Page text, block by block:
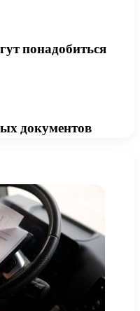
понадобиться
документов